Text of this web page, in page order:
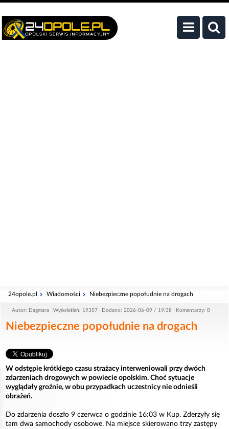
24opole.pl Wiadomości Niebezpieczne popołudnie na drogach
Autor: Dagmara Wyświetleń: 19357 Dodano: 2026-06-09 / 19:38 Komentarzy: 0
Niebezpieczne popołudnie na drogach
W odstępie krótkiego czasu strażacy interweniowali przy dwóch
zdarzeniach drogowych w powiecie opolskim. Choć sytuacje
wyglądały groźnie, w obu przypadkach uczestnicy nie odnieśli
obrażeń.
Do zdarzenia doszło 9 czerwca o godzinie 16:03 w Kup. Zderzyły się
tam dwa samochody osobowe. Na miejsce skierowano trzy zastępy